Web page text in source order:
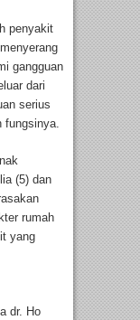
penyakit
gangguan
dari
serius
fungsinya.
(5) dan
rumah
yang
dr. Ho